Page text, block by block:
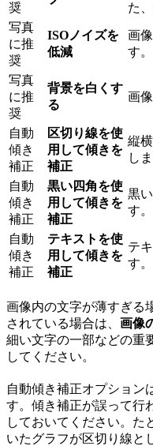
奨
た
写真
に推
奨
ISOノイズを
低減
画
す。
写真
に推
奨
背景を白くす
る
画
自動
傾き
補正
区切り線を使
用して傾きを
補正
縦
し
自動
傾き
補正
黒い四角を使
用して傾きを
補正
黒
す。
自動
傾き
補正
テキストを使
用して傾きを
補正
テ
す。
画像内の文字が薄すぎる
されている場合は、 画像
細い文字の一部などの重
してください。
自動傾き補正オプション
す。傾き補正が誤って行
しておいてください。た
いたグラフが区切り線と